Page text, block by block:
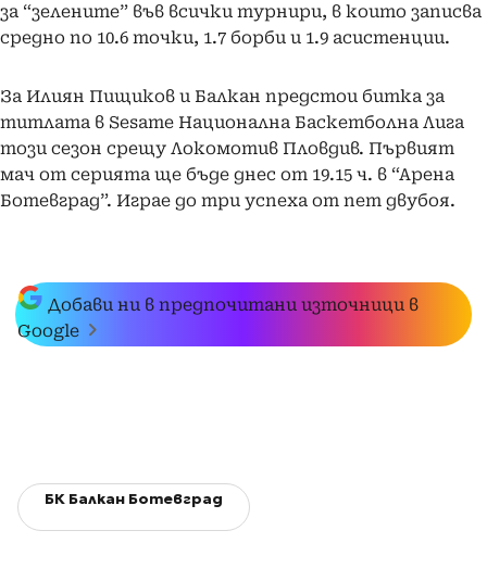
за “зелените” във всички турнири, в които записва
средно по 10.6 точки, 1.7 борби и 1.9 асистенции.
За Илиян Пищиков и Балкан предстои битка за
титлата в Sesame Национална Баскетболна Лига
този сезон срещу Локомотив Пловдив. Първият
мач от серията ще бъде днес от 19.15 ч. в “Арена
Ботевград”. Играе до три успеха от пет двубоя.
Добави ни в предпочитани източници в
Google
БК Балкан Ботевград